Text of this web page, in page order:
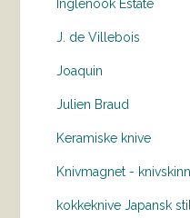
Inglenook Estate
J. de Villebois
Joaquin
Julien Braud
Keramiske knive
Knivmagnet -
kokkeknive Japansk stil